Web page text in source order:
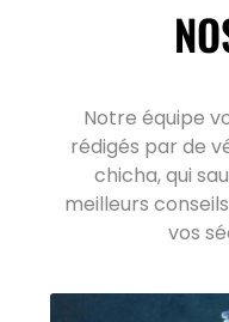
Notre équipe
rédigés par de
chicha, qui
meilleurs
vos